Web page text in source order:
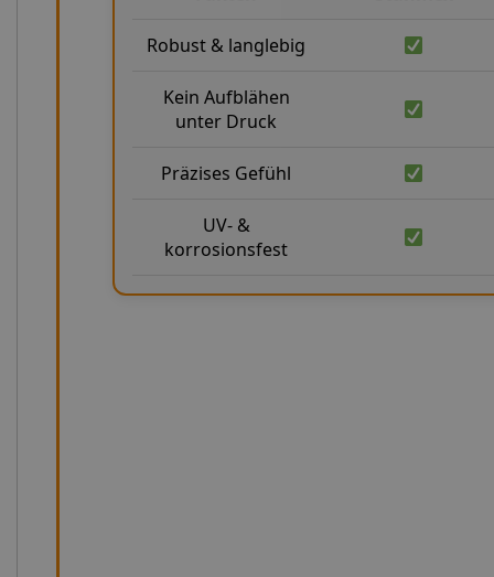
Robust & langlebig
Kein Aufblähen
unter Druck
Präzises Gefühl
UV- &
korrosionsfest